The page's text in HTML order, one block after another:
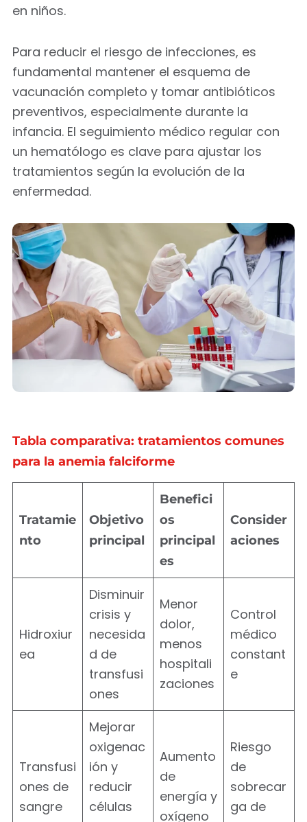
en niños.
Para reducir el riesgo de infecciones, es
fundamental mantener el esquema de
vacunación completo y tomar antibióticos
preventivos, especialmente durante la
infancia. El seguimiento médico regular con
un hematólogo es clave para ajustar los
tratamientos según la evolución de la
enfermedad.
Tabla comparativa: tratamientos comunes
para la anemia falciforme
Tratamie
nto
Objetivo
principal
Benefici
os
principal
es
Consider
aciones
Hidroxiur
ea
Disminuir
crisis y
necesida
d de
transfusi
ones
Menor
dolor,
menos
hospitali
zaciones
Control
médico
constant
e
Transfusi
ones de
sangre
Mejorar
oxigenac
ión y
reducir
células
Aumento
de
energía y
oxígeno
Riesgo
de
sobrecar
ga de